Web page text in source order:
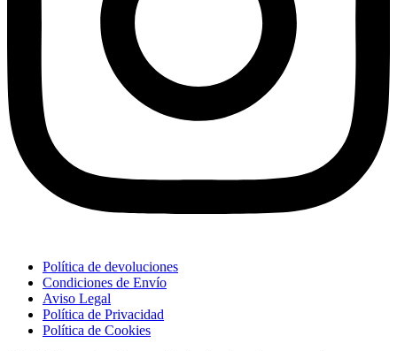
Política de devoluciones
Condiciones de Envío
Aviso Legal
Política de Privacidad
Política de Cookies